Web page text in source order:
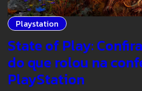
Playstation
State of Play:
do que rolou na
PlayStation